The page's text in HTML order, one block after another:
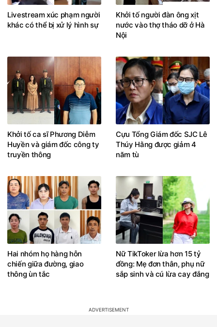
Livestream xúc phạm người
khác có thể bị xử lý hình sự
Khởi tố người đàn ông xịt
nước vào thợ tháo dỡ ở Hà
Nội
Khởi tố ca sĩ Phương Diễm
Huyền và giám đốc công ty
truyền thông
Cựu Tổng Giám đốc SJC Lê
Thúy Hằng được giảm 4
năm tù
Hai nhóm họ hàng hỗn
chiến giữa đường, giao
thông ùn tắc
Nữ TikToker lừa hơn 15 tỷ
đồng: Mẹ đơn thân, phụ nữ
sắp sinh và cú lừa cay đắng